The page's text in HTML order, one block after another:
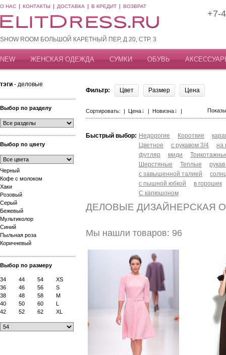
О НАС КОНТАКТЫ ДОСТАВКА В КРЕДИТ ВОЗВРАТ
SHOW ROOM БОЛЬШОЙ КАРЕТНЫЙ ПЕР, Д 20, СТР. 3
+7-
NEW ЖЕНСКАЯ ОДЕЖДА СУМКИ ОБУВЬ
тэги - деловые
Выбор по разделу
Выбор по цвету
Черный
Кофе с молоком
Хаки
Розовый
Серый
Бежевый
Мультиколор
Синий
Пыльная роза
Коричневый
Выбор по размеру
34 44 54
XS
36
46 56
S
38
48 58
M
40
50 60
L
42
52 62 XL
Фильтр: Цвет Размер Цена
Сортировать: | Цена↓ | Новизна↓ |
Быстрый выбор: Недорогие Короткие
Цветное
с рукавом 3/4
на
футляр
миди
Шерстяные
Теплые
с завышенной талией
с пышной юбкой
в горошек
С капюшоном
ДЕЛОВЫЕ ДИЗАЙНЕРСКАЯ
Мы нашли товаров: 96